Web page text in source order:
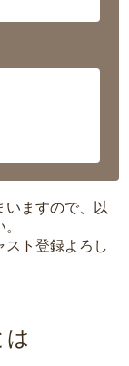
いますので、以
スト登録よろし
は